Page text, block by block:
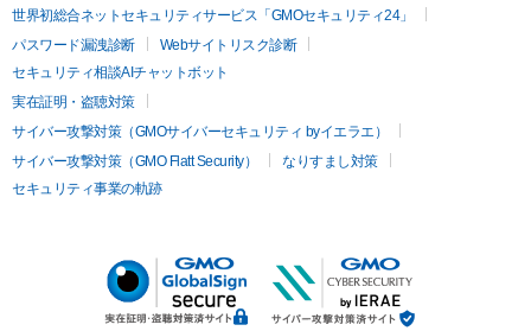
世界初総合ネットセキュリティサービス「GMOセキュリティ24」
パスワード漏洩診断
Webサイトリスク診断
セキュリティ相談AIチャットボット
実在証明・盗聴対策
サイバー攻撃対策（GMOサイバーセキュリティ byイエラエ）
サイバー攻撃対策（GMO Flatt Security）
なりすまし対策
セキュリティ事業の軌跡